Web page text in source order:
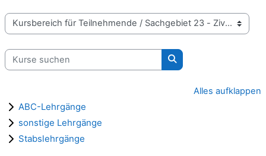
Kursbereiche
Kurse suchen
Kurse suchen
Alles aufklappen
ABC-Lehrgänge
sonstige Lehrgänge
Stabslehrgänge